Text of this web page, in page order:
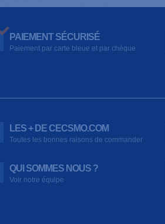
PAIEMENT SÉCURISÉ
Paiement par carte bleue et par chèque
LES + DE CECSMO.COM
Toutes les bonnes raisons de commander
QUI SOMMES NOUS ?
Voir notre équipe